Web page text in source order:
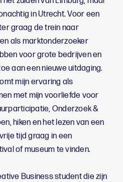
in Utrecht. Voor een
graag de trein naar
als marktonderzoeker
voor grote bedrijven en
aan een nieuwe uitdaging.
mijn ervaring als
met mijn voorliefde voor
Onderzoek &
hiken en het lezen van een
tijd graag in een
of museum te vinden.
Business student die zijn